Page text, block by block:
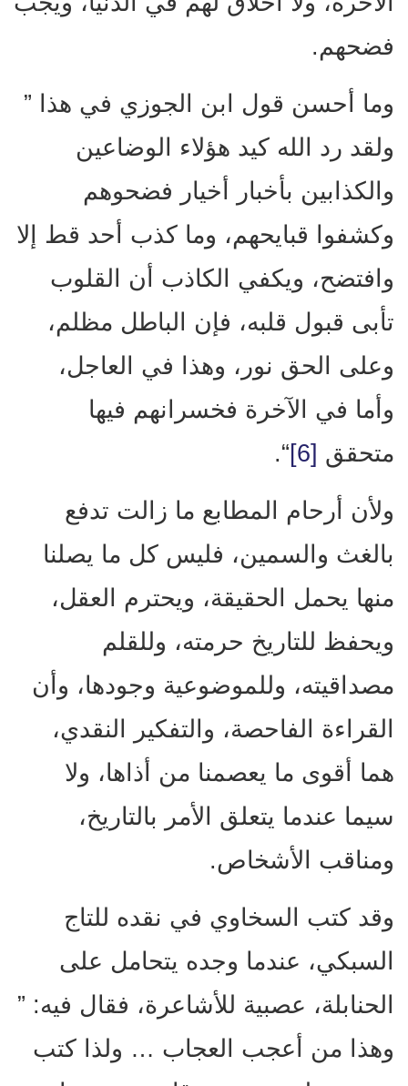
فضحهم.
وما أحسن قول ابن الجوزي في هذا ”
ولقد رد الله كيد هؤلاء الوضاعين
والكذابين بأخبار أخيار فضحوهم
وكشفوا قبايحهم، وما كذب أحد قط إلا
وافتضح، ويكفي الكاذب أن القلوب
تأبى قبول قلبه، فإن الباطل مظلم،
وعلى الحق نور، وهذا في العاجل،
وأما في الآخرة فخسرانهم فيها
متحقق [6]
“.
ولأن أرحام المطابع ما زالت تدفع
بالغث والسمين، فليس كل ما يصلنا
منها يحمل الحقيقة، ويحترم العقل،
ويحفظ للتاريخ حرمته، وللقلم
مصداقيته، وللموضوعية وجودها، وأن
القراءة الفاحصة، والتفكير النقدي،
هما أقوى ما يعصمنا من أذاها، ولا
سيما عندما يتعلق الأمر بالتاريخ،
ومناقب الأشخاص.
وقد كتب السخاوي في نقده للتاج
السبكي، عندما وجده يتحامل على
الحنابلة، عصبية للأشاعرة، فقال فيه: ”
وهذا من أعجب العجاب … ولذا كتب